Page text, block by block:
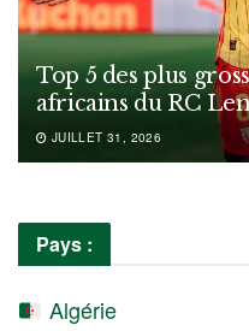
Top 5 des plus
africains du RC
JUILLET 31, 2026
Pays :
Algérie